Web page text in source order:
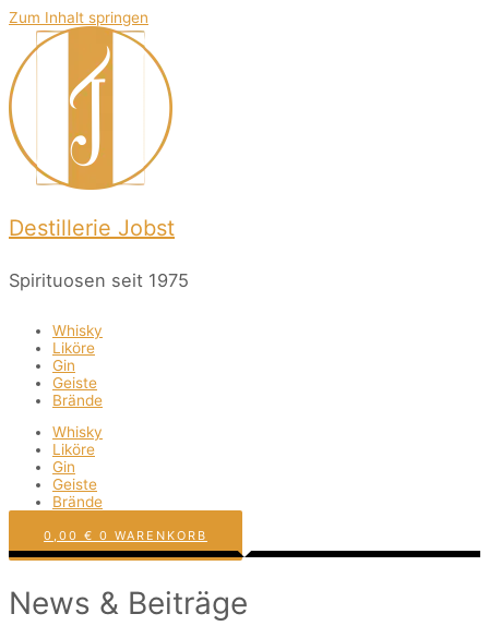
Zum Inhalt springen
Destillerie Jobst
Spirituosen seit 1975
Whisky
Liköre
Gin
Geiste
Brände
Whisky
Liköre
Gin
Geiste
Brände
0,00 € 0 WARENKORB
News & Beiträge